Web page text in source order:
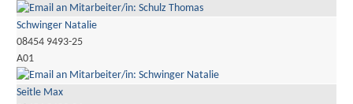
Schwinger Natalie
08454 9493-25
A01
Seitle Max